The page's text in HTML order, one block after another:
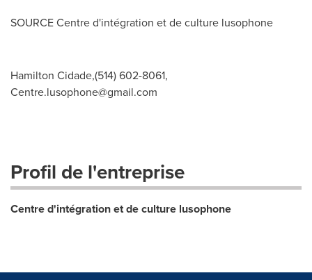
SOURCE Centre d'intégration et de culture lusophone
Hamilton Cidade,(514) 602-8061,
Centre.lusophone@gmail.com
Profil de l'entreprise
Centre d'intégration et de culture lusophone